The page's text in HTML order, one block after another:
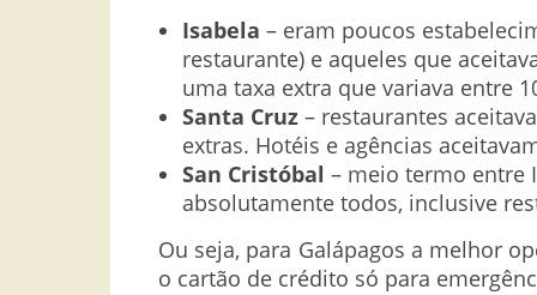
Isabela – eram poucos
restaurante) e aqueles que
uma taxa extra que variava entre
Santa Cruz – restaurantes
extras. Hotéis e agências
San Cristóbal – meio termo entre
absolutamente todos, inclusive
Ou seja, para Galápagos a melhor
o cartão de crédito só para